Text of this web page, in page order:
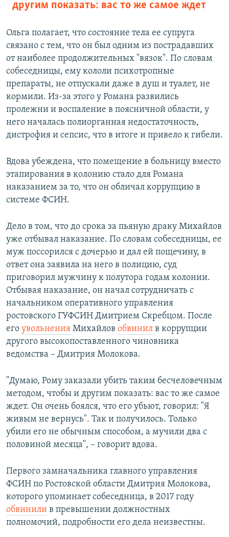
другим показать: вас то же самое ждет
Ольга полагает, что состояние тела ее супруга
связано с тем, что он был одним из пострадавших
от наиболее продолжительных "вязок". По словам
собеседницы, ему кололи психотропные
препараты, не отпускали даже в душ и туалет, не
кормили. Из-за этого у Романа развились
пролежни и воспаление в поясничной области, у
него началась полиорганная недостаточность,
дистрофия и сепсис, что в итоге и привело к гибели.
Вдова убеждена, что помещение в больницу вместо
этапирования в колонию стало для Романа
наказанием за то, что он обличал коррупцию в
системе ФСИН.
Дело в том, что до срока за пьяную драку Михайлов
уже отбывал наказание. По словам собеседницы, ее
муж поссорился с дочерью и дал ей пощечину, в
ответ она заявила на него в полицию, суд
приговорил мужчину к полутора годам колонии.
Отбывая наказание, он начал сотрудничать с
начальником оперативного управления
ростовского ГУФСИН Дмитрием Скребцом. После
его увольнения Михайлов обвинил в коррупции
другого высокопоставленного чиновника
ведомства – Дмитрия Молокова.
"Думаю, Рому заказали убить таким бесчеловечным
методом, чтобы и другим показать: вас то же самое
ждет. Он очень боялся, что его убьют, говорил: "Я
живым не вернусь". Так и получилось. Только
убили его не обычным способом, а мучили два с
половиной месяца", – говорит вдова.
Первого замначальника главного управления
ФСИН по Ростовской области Дмитрия Молокова,
которого упоминает собеседница, в 2017 году
обвинили в превышении должностных
полномочий, подробности его дела неизвестны.